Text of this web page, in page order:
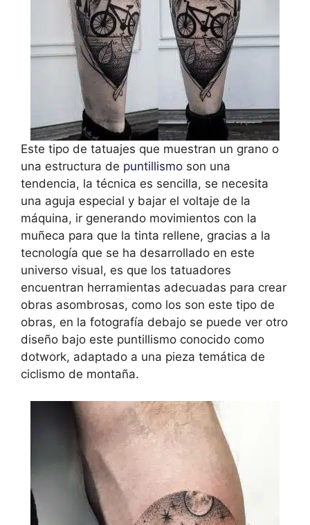
Este tipo de tatuajes que muestran un grano o
una estructura de puntillismo son una
tendencia, la técnica es sencilla, se necesita
una aguja especial y bajar el voltaje de la
máquina, ir generando movimientos con la
muñeca para que la tinta rellene, gracias a la
tecnología que se ha desarrollado en este
universo visual, es que los tatuadores
encuentran herramientas adecuadas para crear
obras asombrosas, como los son este tipo de
obras, en la fotografía debajo se puede ver otro
diseño bajo este puntillismo conocido como
dotwork, adaptado a una pieza temática de
ciclismo de montaña.